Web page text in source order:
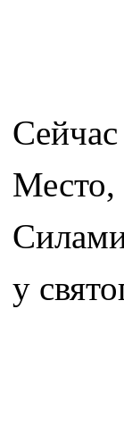
Место,
у